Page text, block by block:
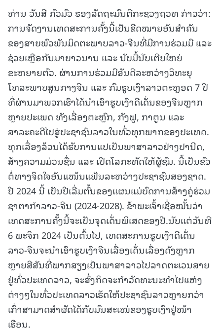
ທ່ານ ວັນສີ ກົວມົວ ຮອງລັດຖະມົນຕີກະຊວງຖວທ ກ່າວວ່າ:
ການຈັດງານເທດສະການຄັ້ງນີ້ເປັນຂີດໝາຍອັນສໍາຄັນ
ຂອງສາຍພົວພັນມິດຕະພາບລາວ-ຈີນທີ່ມີການຮ່ວມມື ແລະ
ຊ່ວຍເຫຼືອກັນມາຍາວນານ ແລະ ນັບມື້ນັບເຕີບໃຫຍ່
ຂະຫຍາຍຕົວ. ຜ່ານການຮ່ວມມືອັນດີລະຫວ່າງວິທະຍຸ
ໂທລະພາບສູນກາງຈີນ ແລະ ກົມຮູບເງົາລາວຕະຫຼອດ 7 ປີ
ທີ່ຜ່ານມາພວກເຮົາໄດ້ນໍາເອົາຮູບເງົາດີເດັ່ນຂອງຈີນຫຼາກ
ຫຼາຍປະເພດ ທັງເລື່ອງຕະຫຼົກ, ກັງຟູ, ກາຕູນ ແລະ
ສາລະຄະດີໄປສູ່ປະຊາຊົນລາວໃນທົ່ວທຸກພາກຂອງປະເທດ.
ທຸກເລື່ອງລ້ວນໄດ້ຮັບການແປເປັນພາສາລາວຢ່າງປານີດ,
ສ້າງຄວາມມ່ວນຊື່ນ ແລະ ເປີດໂລກະທັດໃຫ້ຜູ້ຊົມ. ນີ້ເປັນຂົວ
ຕໍ່ທາງຈິດໃຈອັນແໜ້ນແຟ້ນລະຫວ່າງປະຊາຊົນສອງຊາດ.
ປີ 2024 ນີ້ ເປັນປີເລີ່ມຕົ້ນຂອງແຜນແມ່ບົດການສ້າງຄູ່ຮ່ວມ
ຊາຕາກໍາລາວ-ຈີນ (2024-2028). ຂ້າພະເຈົ້າເຊື່ອໝັ້ນວ່າ
ເທດສະການຄັ້ງນີ້ຈະເປັນຈຸດເດັ່ນພິເສດຂອງປີ.ນັບແຕ່ວັນທີ
6 ພະຈິກ 2024 ເປັນຕົ້ນໄປ, ເທດສະການຮູບເງົາດີເດັ່ນ
ລາວ-ຈີນຈະນໍາເອົາຮູບເງົາຈີນເລື່ອງເດັ່ນເລື່ອງດັງຫຼາກ
ຫຼາຍສີສັນທີ່ພາກສຽງເປັນພາສາລາວໄປລາດຕະເວນສາຍ
ຢູ່ທົ່ວປະເທດລາວ, ຈະສົ່ງກິດຈະກຳວັດທະນະທຳໄປແຫ່ງ
ຕ່າງໆໃນທົ່ວປະເທດລາວເຮັດໃຫ້ປະຊາຊົນລາວຫຼາຍກວ່າ
ເກົ່າສາມາດສຳຜັດໄດ້ກັບມົນສະເໜ່ຂອງຮູບເງົາຢູ່ໜ້າ
ເຮືອນ.